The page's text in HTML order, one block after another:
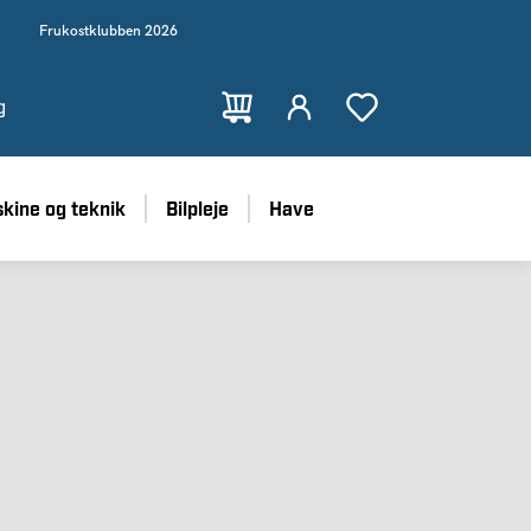
Frukostklubben 2026
og teknik Bilpleje Have